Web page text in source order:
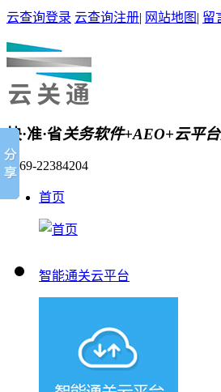
云查询登录 云查询注册| 网站地图 | 留
快·准·省关务软件+AEO+云平
0769-22384204
首页
智能通关云平台